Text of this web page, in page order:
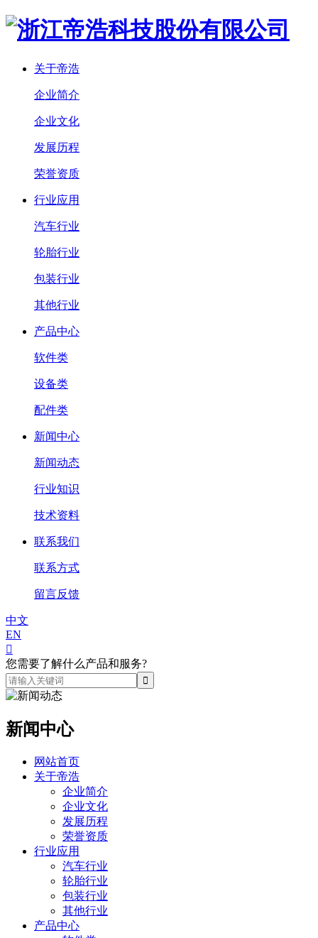
关于帝浩
企业简介
企业文化
发展历程
荣誉资质
行业应用
汽车行业
轮胎行业
包装行业
其他行业
产品中心
软件类
设备类
配件类
新闻中心
新闻动态
行业知识
技术资料
联系我们
联系方式
留言反馈
中文
EN

您需要了解什么产品和服务?
新闻中心
网站首页
关于帝浩
企业简介
企业文化
发展历程
荣誉资质
行业应用
汽车行业
轮胎行业
包装行业
其他行业
产品中心